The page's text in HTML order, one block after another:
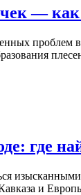
—
где
и